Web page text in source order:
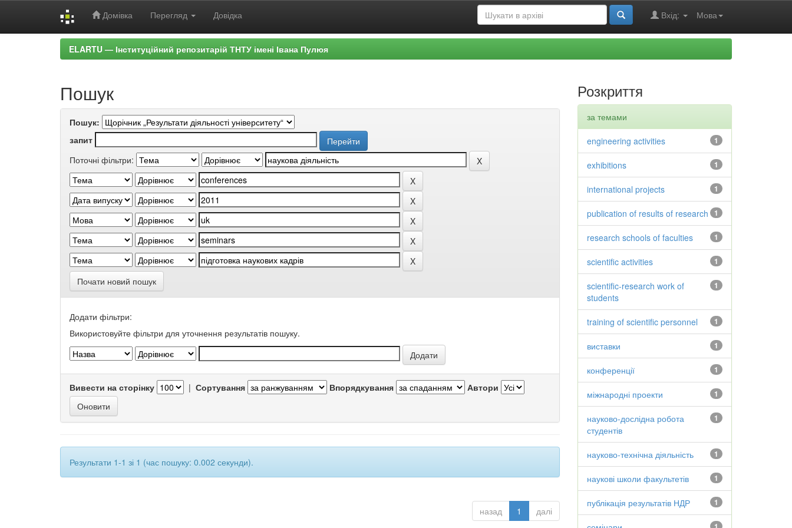
Домівка Перегляд Довідка Мова
Вхід:
ELARTU — Інституційний репозитарій ТНТУ імені Івана Пулюя
Пошук
Пошук:
запит
Поточні фільтри:
Почати новий пошук
Додати фільтри:
Використовуйте фільтри для уточнення результатів пошуку.
Вивести на сторінку | Сортування Впорядкування Автори
Результати 1-1 зі 1 (час пошуку: 0.002 секунди).
назад 1 далі
Розкриття
за темами
1
engineering activities
1
exhibitions
1
international projects
1
publication of results of research
1
research schools of faculties
1
scientific activities
1
scientific-research work of
students
1
training of scientific personnel
1
виставки
1
конференції
1
міжнародні проекти
1
науково-дослідна робота
студентів
1
науково-технічна діяльність
1
наукові школи факультетів
1
публікація результатів НДР